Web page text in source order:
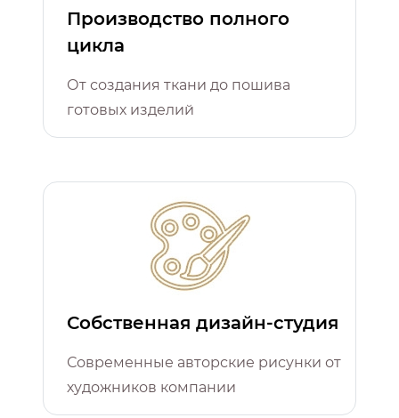
Производство полного
цикла
От создания ткани до пошива
готовых изделий
Собственная дизайн-студия
Современные авторские рисунки от
художников компании